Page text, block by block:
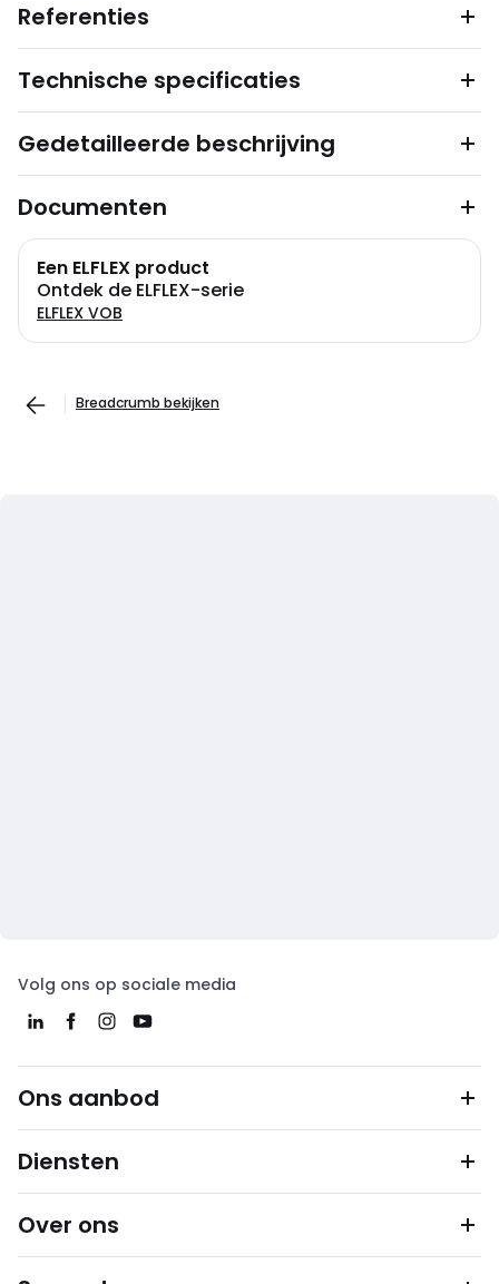
Referenties
Technische specificaties
Gedetailleerde beschrijving
Documenten
Een ELFLEX product
Ontdek de ELFLEX-serie
ELFLEX VOB
Breadcrumb bekijken
Volg ons op sociale media
Ons aanbod
Diensten
Over ons